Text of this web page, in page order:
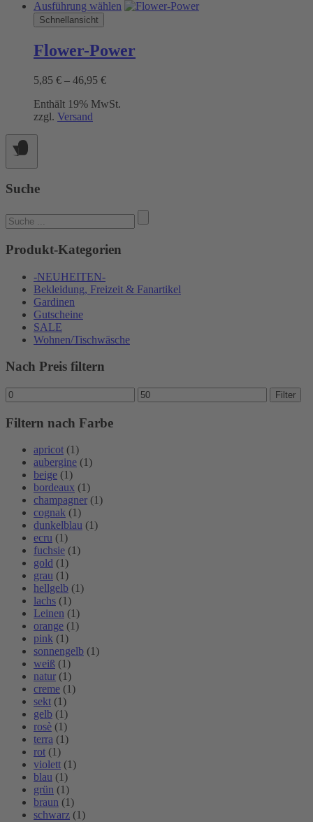
Ausführung wählen Dieses
Varianten
Schnellansicht
Flower-Power
5,85 € – 46,95 €Preisspanne:
bis
Enthält 19% MwSt.
zzgl. Versand
Suche
Suchen
nach:
Produkt-Kategorien
-NEUHEITEN-
Bekleidung, Freizeit & Fanartikel
Gardinen
Gutscheine
SALE
Wohnen/Tischwäsche
Nach Preis filtern
Min.
Preis
Max.
Preis
Filter
Filtern nach Farbe
apricot (1)
aubergine (1)
beige (1)
bordeaux (1)
champagner (1)
cognak (1)
dunkelblau (1)
ecru (1)
fuchsie (1)
gold (1)
grau (1)
hellgelb (1)
lachs (1)
Leinen (1)
orange (1)
pink (1)
sonnengelb (1)
weiß (1)
natur (1)
creme (1)
sekt (1)
gelb (1)
rosè (1)
terra (1)
rot (1)
violett (1)
blau (1)
grün (1)
braun (1)
schwarz (1)